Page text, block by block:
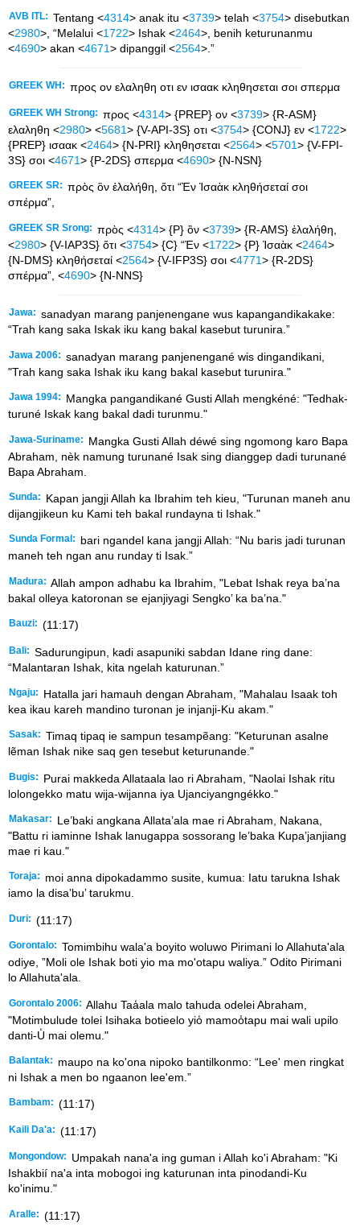
AVB ITL: Tentang <4314> anak itu <3739> telah <3754> disebutkan
<2980>, “Melalui <1722> Ishak <2464>, benih keturunanmu
<4690> akan <4671> dipanggil <2564>.”
GREEK WH: προς ον ελαληθη οτι εν ισαακ κληθησεται σοι σπερμα
GREEK WH Strong: προς <4314> {PREP} ον <3739> {R-ASM}
ελαληθη <2980> <5681> {V-API-3S} οτι <3754> {CONJ} εν <1722>
{PREP} ισαακ <2464> {N-PRI} κληθησεται <2564> <5701> {V-FPI-
3S} σοι <4671> {P-2DS} σπερμα <4690> {N-NSN}
GREEK SR: πρὸς ὃν ἐλαλήθη, ὅτι “Ἐν Ἰσαὰκ κληθήσεταί σοι
σπέρμα”,
GREEK SR Srong: πρὸς <4314> {P} ὃν <3739> {R-AMS} ἐλαλήθη,
<2980> {V-IAP3S} ὅτι <3754> {C} “Ἐν <1722> {P} Ἰσαὰκ <2464>
{N-DMS} κληθήσεταί <2564> {V-IFP3S} σοι <4771> {R-2DS}
σπέρμα”, <4690> {N-NNS}
Jawa: sanadyan marang panjenengane wus kapangandikakake:
“Trah kang saka Iskak iku kang bakal kasebut turunira.”
Jawa 2006: sanadyan marang panjenengané wis dingandikani,
"Trah kang saka Ishak iku kang bakal kasebut turunira."
Jawa 1994:
Mangka pangandikané Gusti Allah mengkéné: "Tedhak-
turuné Iskak kang bakal dadi turunmu."
Jawa-Suriname:
Mangka Gusti Allah déwé sing ngomong karo Bapa
Abraham, nèk namung turunané Isak sing dianggep dadi turunané
Bapa Abraham.
Sunda:
Kapan jangji Allah ka Ibrahim teh kieu, "Turunan maneh anu
dijangjikeun ku Kami teh bakal rundayna ti Ishak."
Sunda Formal:
bari ngandel kana jangji Allah: “Nu baris jadi turunan
maneh teh ngan anu runday ti Isak.”
Madura: Allah ampon adhabu ka Ibrahim, "Lebat Ishak reya ba’na
bakal olleya katoronan se ejanjiyagi Sengko’ ka ba’na."
Bauzi: (11:17)
Bali: Sadurungipun, kadi asapuniki sabdan Idane ring dane:
“Malantaran Ishak, kita ngelah katurunan.”
Ngaju:
Hatalla jari hamauh dengan Abraham, "Mahalau Isaak toh
kea ikau kareh mandino turonan je injanji-Ku akam."
Sasak: Timaq tipaq ie sampun tesampẽang: "Keturunan asalne
lẽman Ishak nike saq gen tesebut keturunande."
Bugis:
Purai makkeda Allataala lao ri Abraham, "Naolai Ishak ritu
lolongekko matu wija-wijanna iya Ujanciyangngékko."
Makasar:
Le’baki angkana Allata’ala mae ri Abraham, Nakana,
"Battu ri iaminne Ishak lanugappa sossorang le’baka Kupa’janjiang
mae ri kau."
Toraja:
moi anna dipokadammo susite, kumua: Iatu tarukna Ishak
iamo la disa’bu’ tarukmu.
Duri: (11:17)
Gorontalo: Tomimbihu wala'a boyito woluwo Pirimani lo Allahuta'ala
odiye, ”Moli ole Ishak boti yio ma mo'otapu waliya.” Odito Pirimani
lo Allahuta'ala.
Gorontalo 2006: Allahu Taa̒ala malo tahuda odelei Abraham,
"Motimbulude tolei Isihaka botieelo yio̒ mamoo̒tapu mai wali upilo
danti-U̒ mai olemu."
Balantak:
maupo na ko'ona nipoko bantilkonmo: “Lee' men ringkat
ni Ishak a men bo ngaanon lee'em.”
Bambam: (11:17)
Kaili Da'a: (11:17)
Mongondow:
Umpakah nana'a ing guman i Allah ko'i Abraham: "Ki
Ishakbií na'a inta mobogoi ing katurunan inta pinodandi-Ku
ko'inimu."
Aralle: (11:17)